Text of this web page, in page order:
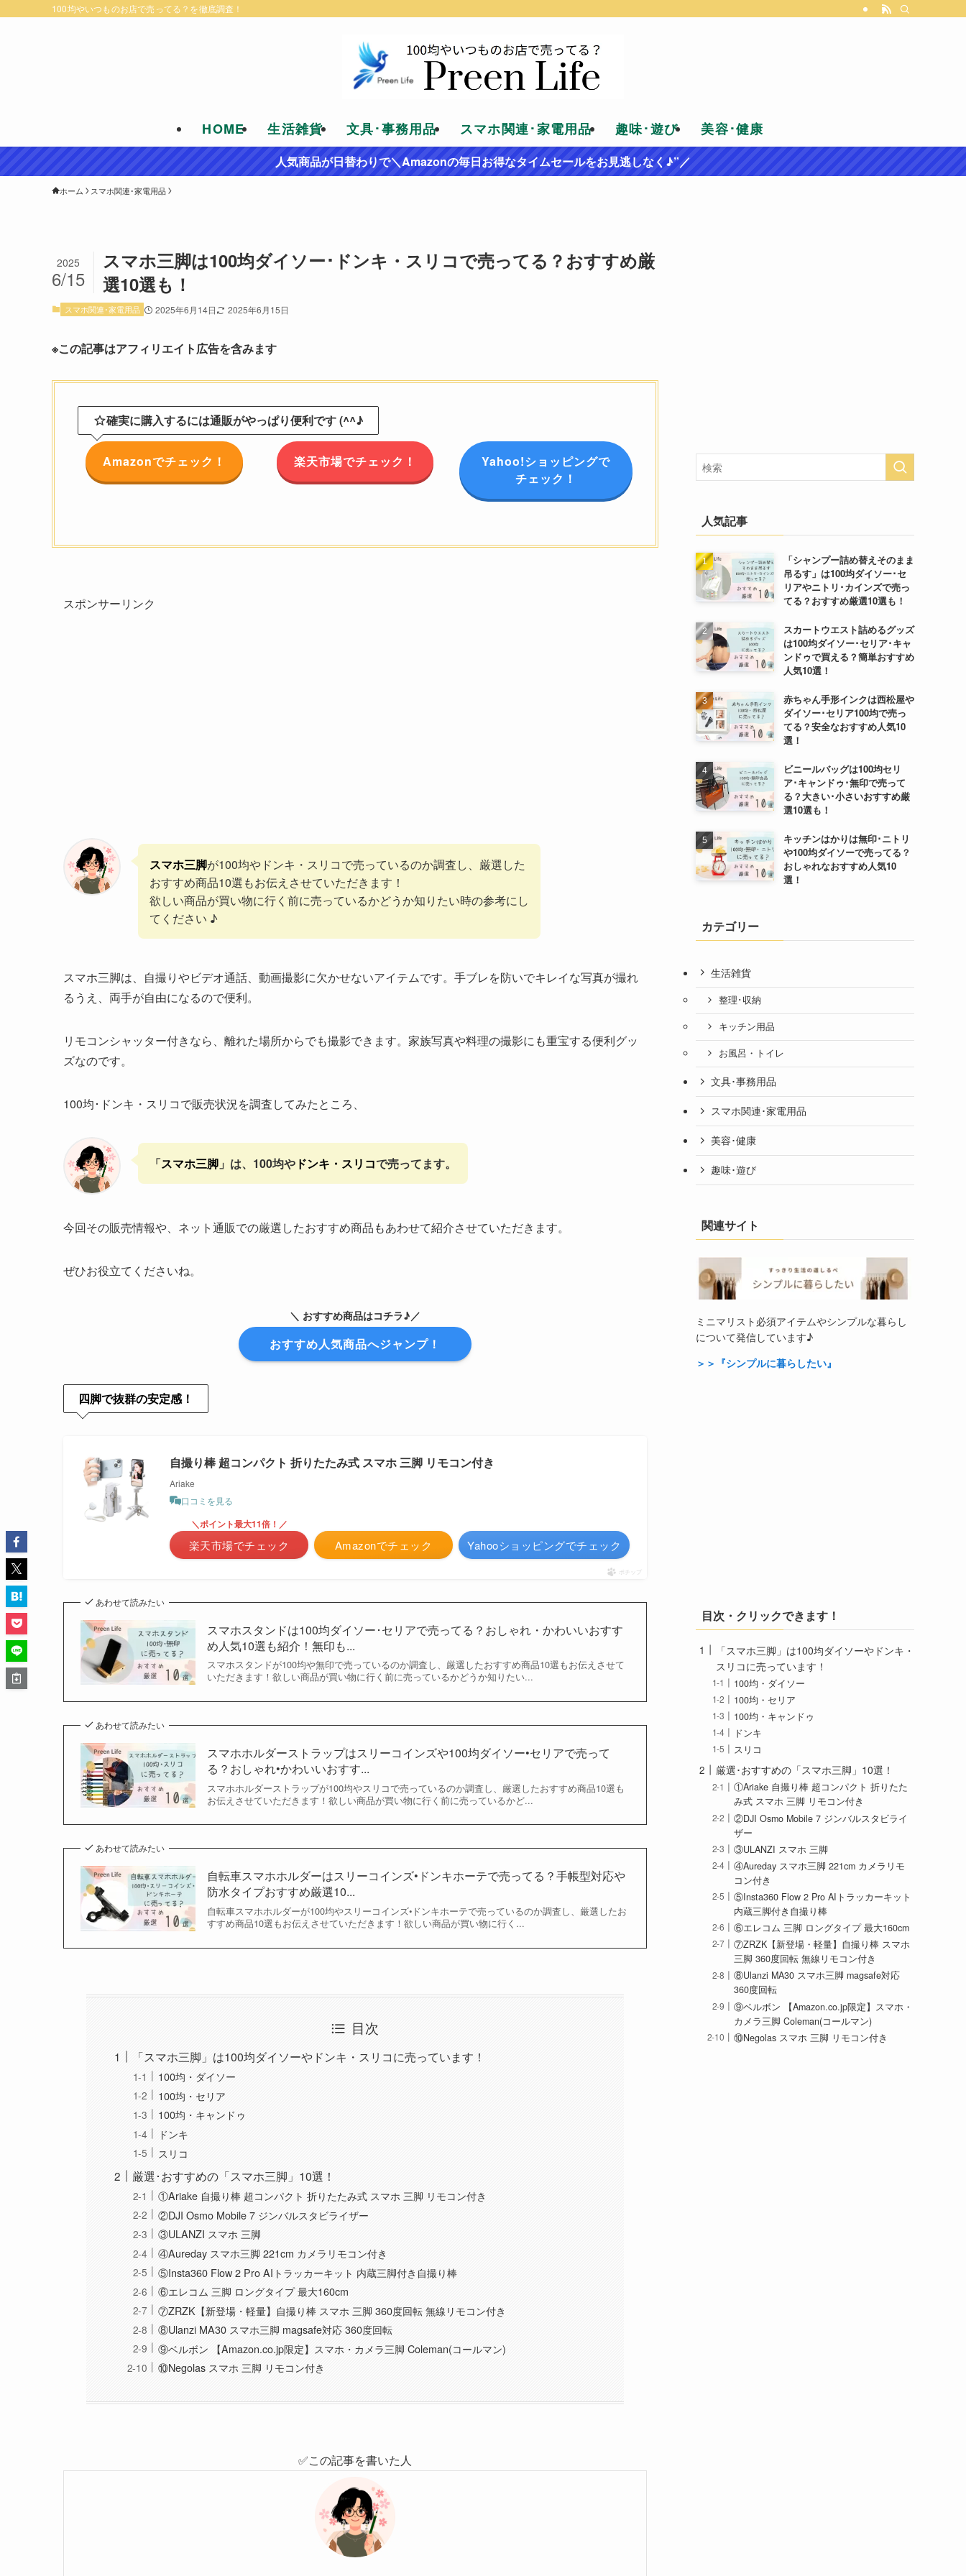
100均やいつものお店で売ってる？を徹底調査！
HOME 生活雑貨 文具･事務用品 スマホ関連･家電用品 趣味･遊び 美容･健康
人気商品が日替わりで＼Amazonの毎日お得なタイムセールをお見逃しなく♪”／
ホーム スマホ関連･家電用品
スマホ三脚は100均ダイソー･ドンキ・スリコで売ってる？おすすめ厳
選10選も！
2025
6/15
スマホ関連･家電用品 2025年6月14日 2025年6月15日
※この記事はアフィリエイト広告を含みます
確実に購入するには通販がやっぱり便利です (^^♪
Amazonでチェック！ 楽天市場でチェック！
Yahoo!ショッピングで
チェック！
スポンサーリンク
スマホ三脚が100均やドンキ・スリコで売っているのか調査し、厳選した
おすすめ商品10選もお伝えさせていただきます！
欲しい商品が買い物に行く前に売っているかどうか知りたい時の参考にし
てください ♪
スマホ三脚は、自撮りやビデオ通話、動画撮影に欠かせないアイテムです。手ブレを防いでキレイな写真が撮れ
るうえ、両手が自由になるので便利。
リモコンシャッター付きなら、離れた場所からでも撮影できます。家族写真や料理の撮影にも重宝する便利グッ
ズなのです。
100均･ドンキ・スリコで販売状況を調査してみたところ、
「スマホ三脚 」は、100均や ドンキ・スリコで売ってます。
今回その販売情報や、ネット通販での厳選したおすすめ商品もあわせて紹介させていただきます。
ぜひお役立てくださいね。
＼ おすすめ商品はコチラ♪／
おすすめ人気商品へジャンプ！
四脚で抜群の安定感！
自撮り棒 超コンパクト 折りたたみ式 スマホ 三脚 リモコン付き
Ariake
口コミを見る
Amazonでチェック
＼ポイント最大11倍！／
楽天市場でチェック Yahooショッピングでチェック
ポチップ
あわせて読みたい
スマホスタンドは100均ダイソー･セリアで売ってる？おしゃれ・かわいいおすす
め人気10選も紹介！無印も...
スマホスタンドが100均や無印で売っているのか調査し、厳選したおすすめ商品10選もお伝えさせて
いただきます！欲しい商品が買い物に行く前に売っているかどうか知りたい...
あわせて読みたい
スマホホルダーストラップはスリーコインズや100均ダイソー•セリアで売って
る？おしゃれ•かわいいおすす...
スマホホルダーストラップが100均やスリコで売っているのか調査し、厳選したおすすめ商品10選も
お伝えさせていただきます！欲しい商品が買い物に行く前に売っているかど...
あわせて読みたい
自転車スマホホルダーはスリーコインズ•ドンキホーテで売ってる？手帳型対応や
防水タイプおすすめ厳選10...
自転車スマホホルダーが100均やスリーコインズ•ドンキホーテで売っているのか調査し、厳選したお
すすめ商品10選もお伝えさせていただきます！欲しい商品が買い物に行く...
目次
「スマホ三脚」は100均ダイソーやドンキ・スリコに売っています！
100均・ダイソー
100均・セリア
100均・キャンドゥ
ドンキ
スリコ
厳選･おすすめの「スマホ三脚」10選！
①Ariake 自撮り棒 超コンパクト 折りたたみ式 スマホ 三脚 リモコン付き
②DJI Osmo Mobile 7 ジンバルスタビライザー
③ULANZI スマホ 三脚
④Aureday スマホ三脚 221cm カメラリモコン付き
⑤Insta360 Flow 2 Pro AIトラッカーキット 内蔵三脚付き自撮り棒
⑥エレコム 三脚 ロングタイプ 最大160cm
⑦ZRZK【新登場・軽量】自撮り棒 スマホ 三脚 360度回転 無線リモコン付き
⑧Ulanzi MA30 スマホ三脚 magsafe対応 360度回転
⑨ベルボン 【Amazon.co.jp限定】スマホ・カメラ三脚 Coleman(コールマン)
⑩Negolas スマホ 三脚 リモコン付き
✅この記事を書いた人
人気記事
「シャンプー詰め替えそのまま
吊るす」は100均ダイソー･セ
リアやニトリ･カインズで売っ
てる？おすすめ厳選10選も！
スカートウエスト詰めるグッズ
は100均ダイソー･セリア･キャ
ンドゥで買える？簡単おすすめ
人気10選！
赤ちゃん手形インクは西松屋や
ダイソー･セリア100均で売っ
てる？安全なおすすめ人気10
選！
ビニールバッグは100均セリ
ア･キャンドゥ･無印で売って
る？大きい･小さいおすすめ厳
選10選も！
キッチンはかりは無印･ニトリ
や100均ダイソーで売ってる？
おしゃれなおすすめ人気10
選！
カテゴリー
生活雑貨
整理･収納
キッチン用品
お風呂・トイレ
文具･事務用品
スマホ関連･家電用品
美容･健康
趣味･遊び
関連サイト
ミニマリスト必須アイテムやシンプルな暮らし
について発信しています♪
＞＞『シンプルに暮らしたい』
目次・クリックできます！
「スマホ三脚」は100均ダイソーやドンキ・
スリコに売っています！
100均・ダイソー
100均・セリア
100均・キャンドゥ
ドンキ
スリコ
厳選･おすすめの「スマホ三脚」10選！
①Ariake 自撮り棒 超コンパクト 折りたた
み式 スマホ 三脚 リモコン付き
②DJI Osmo Mobile 7 ジンバルスタビライ
ザー
③ULANZI スマホ 三脚
④Aureday スマホ三脚 221cm カメラリモ
コン付き
⑤Insta360 Flow 2 Pro AIトラッカーキット
内蔵三脚付き自撮り棒
⑥エレコム 三脚 ロングタイプ 最大160cm
⑦ZRZK【新登場・軽量】自撮り棒 スマホ
三脚 360度回転 無線リモコン付き
⑧Ulanzi MA30 スマホ三脚 magsafe対応
360度回転
⑨ベルボン 【Amazon.co.jp限定】スマホ・
カメラ三脚 Coleman(コールマン)
⑩Negolas スマホ 三脚 リモコン付き